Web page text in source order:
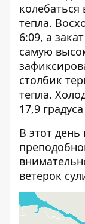
колебаться
тепла.
6:09, а
самую
столбик
тепла.
17,9
В этот день
ветерок